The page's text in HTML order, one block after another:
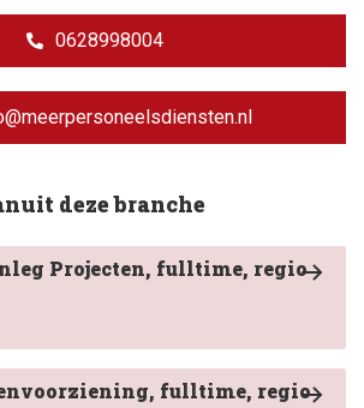
0628998004
deze branche
Projecten, fulltime, regio
fulltime, regio